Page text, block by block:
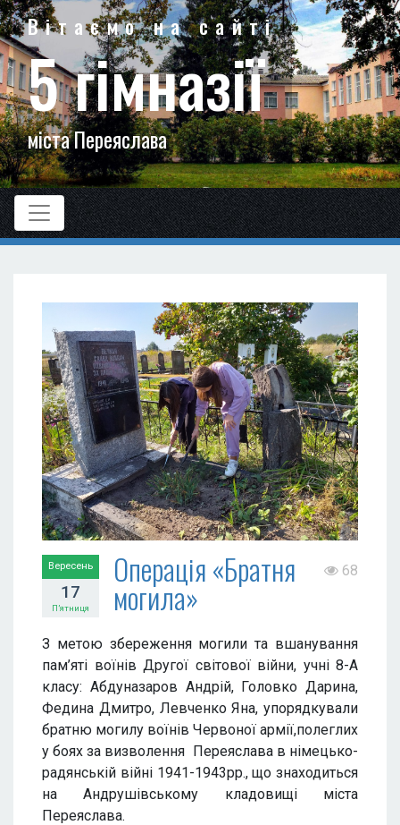
Вітаємо на сайті
5 гімназії
міста Переяслава
Вересень
17
П’ятниця
Операція «Братня
могила»
68
З метою збереження могили та вшанування
пам’яті воїнів Другої світової війни, учні 8-А
класу: Абдуназаров Андрій, Головко Дарина,
Федина Дмитро, Левченко Яна, упорядкували
братню могилу воїнів Червоної армії,полеглих
у боях за визволення Переяслава в німецько-
радянській війні 1941-1943рр., що знаходиться
на Андрушівському кладовищі міста
Переяслава.